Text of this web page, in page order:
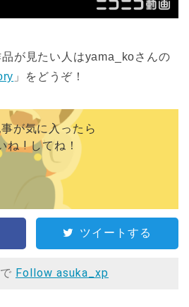
が見たい人はyama_koさんの
」をどうぞ！
が気に入ったら
ね ! してね！
ツイートする
Follow asuka_xp